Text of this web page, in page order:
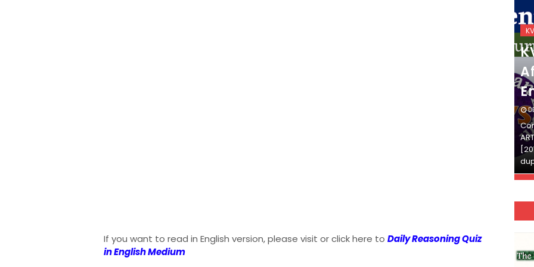
If you want to read in English version, please visit or click here to Daily Reasoning Quiz
in English Medium